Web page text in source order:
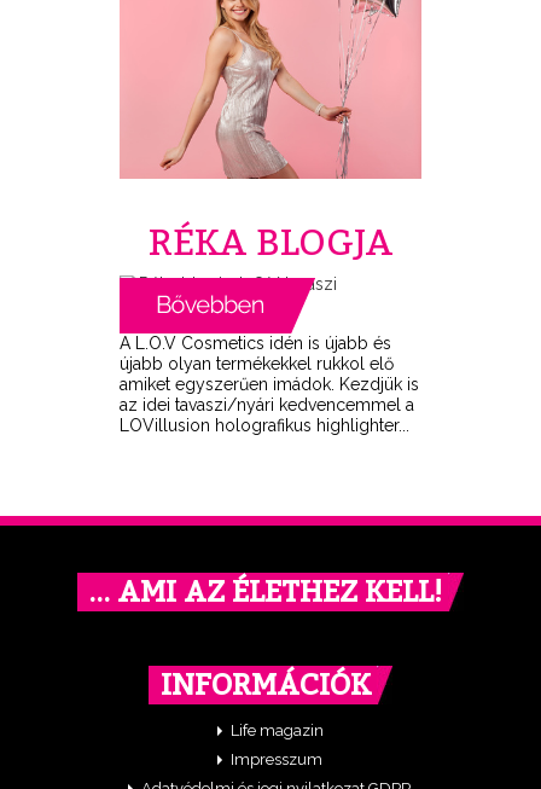
RÉKA BLOGJA
A L.O.V Cosmetics idén is újabb és
újabb olyan termékekkel rukkol elő
amiket egyszerűen imádok. Kezdjük is
az idei tavaszi/nyári kedvencemmel a
LOVillusion holografikus highlighter...
… AMI AZ ÉLETHEZ KELL!
INFORMÁCIÓK
Life magazin
Impresszum